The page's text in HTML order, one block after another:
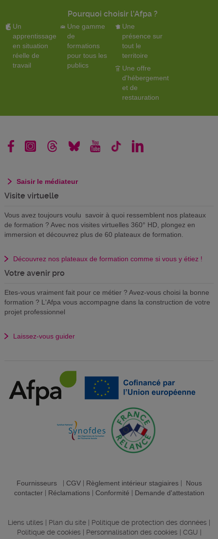
Pourquoi choisir l'Afpa ?
Un
apprentissage
en situation
réelle de
travail
Une gamme
de
formations
pour tous les
publics
Une
présence sur
tout le
territoire
Une offre
d'hébergement
et de
restauration
Saisir le médiateur
Visite virtuelle
Vous avez toujours voulu savoir à quoi ressemblent nos plateaux
de formation ? Avec nos visites virtuelles 360° HD, plongez en
immersion et découvrez plus de 60 plateaux de formation.
Découvrez nos plateaux de formation comme si vous y étiez !
Votre avenir pro
Etes-vous vraiment fait pour ce métier ? Avez-vous choisi la bonne
formation ? L'Afpa vous accompagne dans la construction de votre
projet professionnel
Laissez-vous guider
Fournisseurs| CGV| Règlement intérieur stagiaires| Nous
contacter| Réclamations| Conformité | Demande d'attestation
Liens utiles | Plan du site | Politique de protection des données |
Politique de cookies | Personnalisation des cookies | CGU |